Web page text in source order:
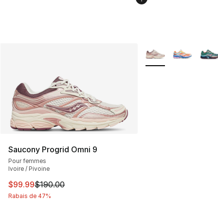
Saucony Progrid Omni 9
Pour femmes
Ivoire / Pivoine
Cet article est en solde. Le prix est passé de $190.00 à
$99.99$190.00
Rabais de 47%
Plus de couleurs